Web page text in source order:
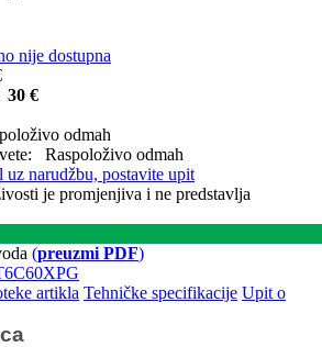
nije dostupna
30 €
odmah
Raspoloživo odmah
uz narudžbu, postavite upit
je promjenjiva i ne predstavlja
(preuzmi PDF)
artikla Tehničke specifikacije Upit o